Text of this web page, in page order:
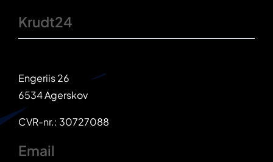
Krudt24
Engeriis 26
6534 Agerskov
CVR-nr.: 30727088
Email